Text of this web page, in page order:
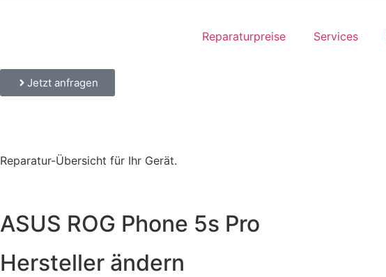
Reparaturpreise Services
Jetzt anfragen
Reparatur-Übersicht für Ihr Gerät.
ASUS ROG Phone 5s Pro
Hersteller ändern